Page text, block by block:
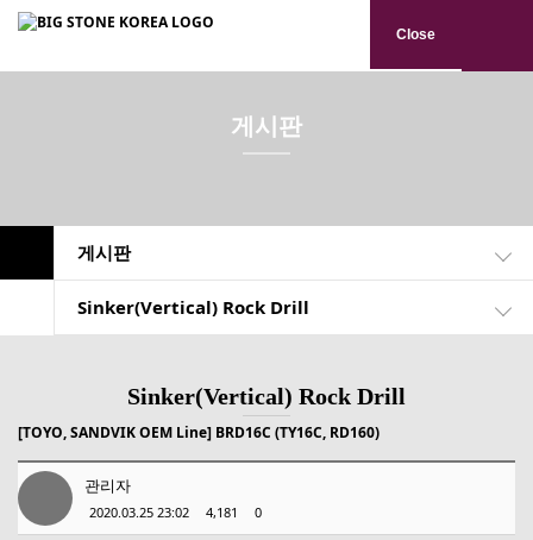
Close
게시판
게시판
Sinker(Vertical) Rock Drill
Sinker(Vertical) Rock Drill
[TOYO, SANDVIK OEM Line] BRD16C (TY16C, RD160)
관리자
2020.03.25 23:02 4,181 0